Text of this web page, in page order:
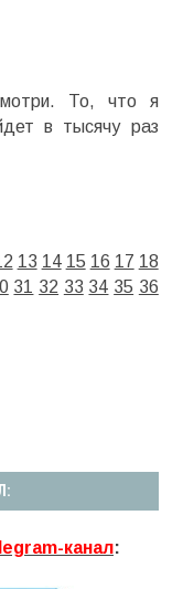
То, что я
в тысячу раз
13 14 15 16 17 18
31 32 33 34 35 36
канал: